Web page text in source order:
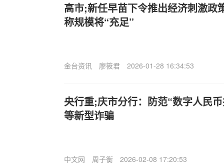
高市;新任早苗下令推出经济刺激政
称规模将“充足”
金台资讯 廖筱君 2026-01-28 16:34:53
央行重;庆市分行：防范“数字人民
等新型诈骗
中文网 周子衡 2026-02-08 17:20:53